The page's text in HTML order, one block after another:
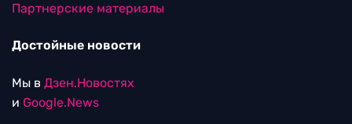
Партнерские материалы
Достойные новости
Мы в Дзен.Новостях
и Google.News